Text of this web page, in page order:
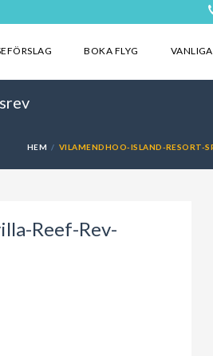
BOKA FLYG
HEM VILAMENDHOO-ISLAND-RESORT-
Reef-Rev-